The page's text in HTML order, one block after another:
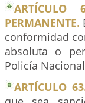
ARTÍCULO
PERMANENTE.
conformidad
absoluta o
Policía
ARTÍCULO